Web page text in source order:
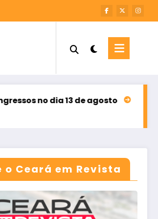
de agosto Sebrae Ceará abre
o Ceará em Revista